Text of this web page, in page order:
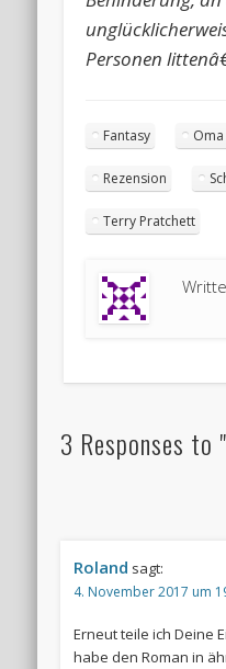
Personen
Fantasy
Rezension
Terry Pratchett
3 Responses to
Roland sagt:
4. November 2017 um
Erneut teile ich Deine
habe den Roman in